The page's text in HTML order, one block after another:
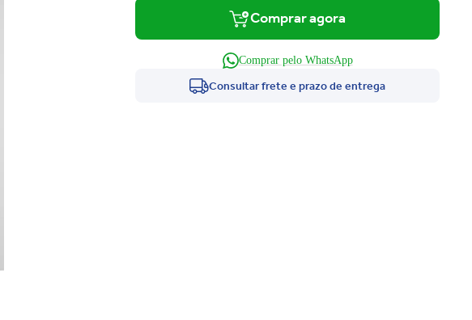
Comprar agora
Comprar pelo WhatsApp
Consultar frete e prazo de entrega